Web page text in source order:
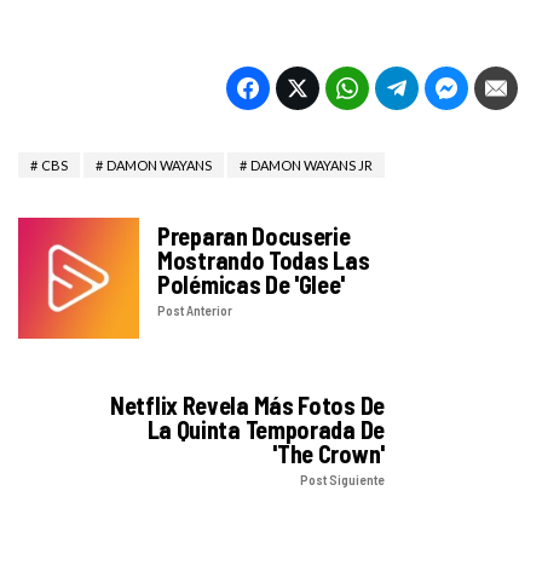
CBS DAMON WAYANS DAMON WAYANS JR
Preparan Docuserie
Mostrando Todas Las
Polémicas De 'Glee'
Post Anterior
Netflix Revela Más Fotos De
La Quinta Temporada De
'The Crown'
Post Siguiente